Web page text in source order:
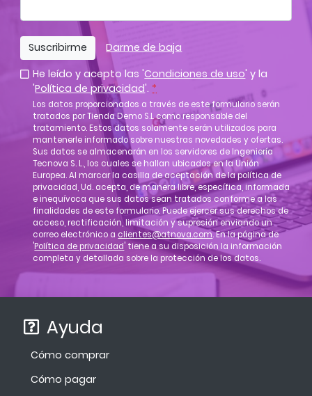
Suscribirme
Darme de baja
He leído y acepto las 'Condiciones de uso' y la
'Política de privacidad'.*
Los datos proporcionados a través de este formulario serán
tratados por Tienda Demo S.L como responsable del
tratamiento. Estos datos solamente serán utilizados para
mantenerle informado sobre nuestras novedades y ofertas.
Sus datos se almacenarán en los servidores de Ingeniería
Tecnova S. L., los cuales se hallan ubicados en la Unión
Europea. Al marcar la casilla de aceptación de la política de
privacidad, Ud. acepta, de manera libre, específica, informada
e inequívoca que sus datos sean tratados conforme a las
finalidades de este formulario. Puede ejercer sus derechos de
acceso, rectificación, limitación y supresión enviando un
correo electrónico a clientes@atnova.com. En la página de
'Política de privacidad' tiene a su disposición la información
completa y detallada sobre la protección de los datos.
Ayuda
Cómo comprar
Cómo pagar